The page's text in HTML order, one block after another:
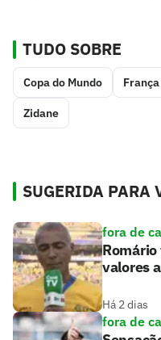
TUDO SOBRE
Copa do Mundo França
Zidane
SUGERIDA PARA
fora de
valores
Há 2 dias
fora de